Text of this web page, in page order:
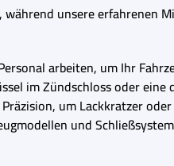
während unsere erfahrenen
arbeiten, um Ihr
im Zündschloss oder eine
um Lackkratzer
und